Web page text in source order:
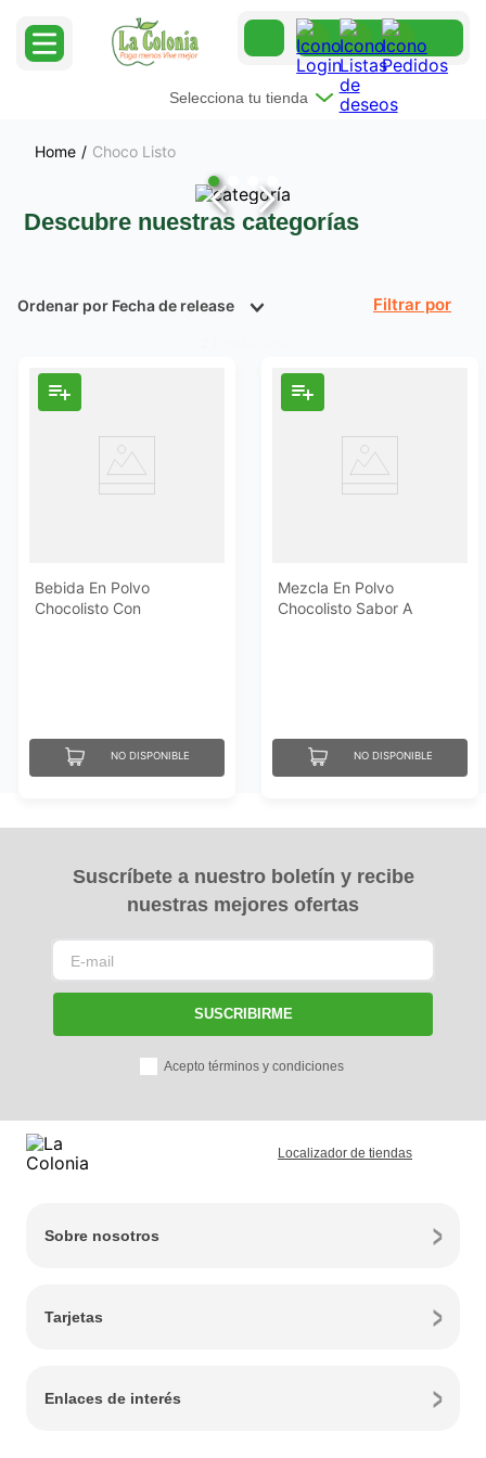
Selecciona tu tienda
Choco Listo
Descubre nuestras categorías
Ordenar por Fecha de release
Bebida En Polvo
Chocolisto Con
NO DISPONIBLE
Mezcla En Polvo
Chocolisto Sabor A
NO DISPONIBLE
Suscríbete a nuestro boletín y recibe
nuestras mejores ofertas
SUSCRIBIRME
Acepto términos y condiciones
Localizador de tiendas
Sobre nosotros
Tarjetas
Enlaces de interés